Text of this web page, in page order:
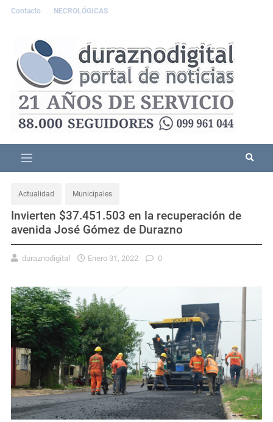
Contacto NECROLÓGICAS
Actualidad Municipales
Invierten $37.451.503 en la recuperación de
avenida José Gómez de Durazno
duraznodigital Enero 31, 2022 0